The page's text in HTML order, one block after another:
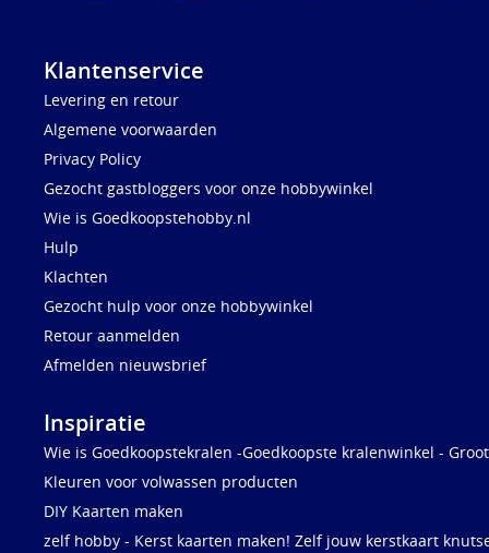
Klantenservice
Levering en retour
Algemene voorwaarden
Privacy Policy
Gezocht gastbloggers voor onze hobbywinkel
Wie is Goedkoopstehobby.nl
Hulp
Klachten
Gezocht hulp voor onze hobbywinkel
Retour aanmelden
Afmelden nieuwsbrief
Inspiratie
Wie is Goedkoopstekralen -Goedkoopste kralenwinkel -
Kleuren voor volwassen producten
DIY Kaarten maken
zelf hobby - Kerst kaarten maken! Zelf jouw kerstkaart